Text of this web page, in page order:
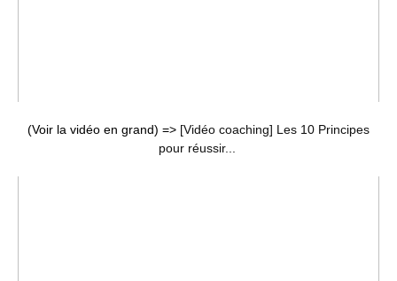
(Voir la vidéo en grand) => [Vidéo coaching] Les 10 Principes
pour réussir...